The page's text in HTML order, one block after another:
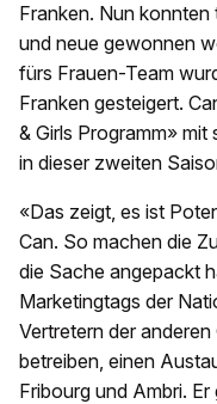
Franken. Nun
und neue gewonnen
fürs Frauen-Team
Franken gesteigert.
& Girls Programm»
in dieser zweiten
«Das zeigt, es ist
Can. So machen die
die Sache angepackt
Marketingtags der
Vertretern der
betreiben, einen
Fribourg und Ambri.